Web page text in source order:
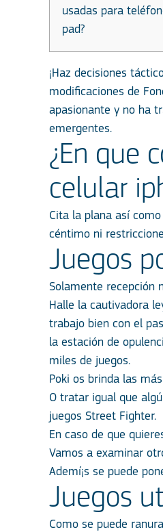
usadas para
pad?
¡Haz decisiones
modificaciones de
apasionante y no ha
emergentes.
¿En que
celular
Cita la plana así­
céntimo ni
Juegos
Solamente recepción
Halle la cautivadora
trabajo bien con el
la estación de
miles de juegos.
Poki os brinda las
O tratar igual que
juegos Street Fighter.
En caso de que
Vamos a examinar
Ademí¡s se puede
Juegos
Como se puede